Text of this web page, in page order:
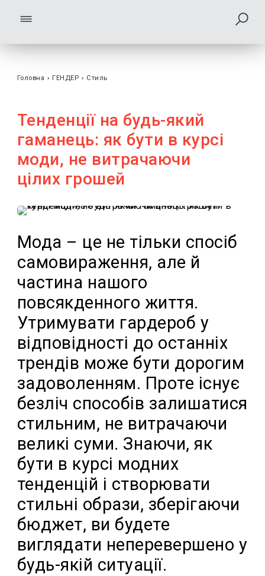
Головна › ГЕНДЕР › Стиль
Тенденції на будь-який
гаманець: як бути в курсі
моди, не витрачаючи
цілих грошей
Мода – це не тільки спосіб
самовираження, але й
частина нашого
повсякденного життя.
Утримувати гардероб у
відповідності до останніх
трендів може бути дорогим
задоволенням. Проте існує
безліч способів залишатися
стильним, не витрачаючи
великі суми. Знаючи, як
бути в курсі модних
тенденцій і створювати
стильні образи, зберігаючи
бюджет, ви будете
виглядати неперевершено у
будь-якій ситуації.